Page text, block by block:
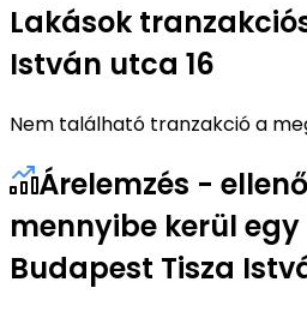
Lakások
István utca 16
Nem található tranzakció a
Árelemzés -
mennyibe kerül
Budapest Tisza